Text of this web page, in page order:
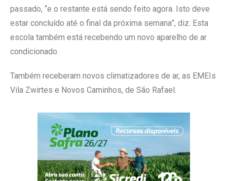
passado, “e o restante está sendo feito agora. Isto deve
estar concluído até o final da próxima semana”, diz. Esta
escola também está recebendo um novo aparelho de ar
condicionado.
Também receberam novos climatizadores de ar, as EMEIs
Vila Zwirtes e Novos Caminhos, de São Rafael.